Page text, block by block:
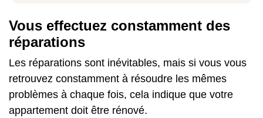
Vous effectuez constamment des
réparations
Les réparations sont inévitables, mais si vous vous
retrouvez constamment à résoudre les mêmes
problèmes à chaque fois, cela indique que votre
appartement doit être rénové.